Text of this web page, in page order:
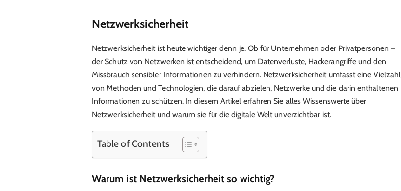
Netzwerksicherheit
Netzwerksicherheit ist heute wichtiger denn je. Ob für Unternehmen oder Privatpersonen –
der Schutz von Netzwerken ist entscheidend, um Datenverluste, Hackerangriffe und den
Missbrauch sensibler Informationen zu verhindern. Netzwerksicherheit umfasst eine Vielzahl
von Methoden und Technologien, die darauf abzielen, Netzwerke und die darin enthaltenen
Informationen zu schützen. In diesem Artikel erfahren Sie alles Wissenswerte über
Netzwerksicherheit und warum sie für die digitale Welt unverzichtbar ist.
Table of Contents
Warum ist Netzwerksicherheit so wichtig?